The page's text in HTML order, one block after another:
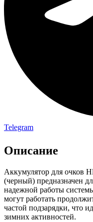
Telegram
Описание
Аккумулятор для очков
(черный) предназначен
надежной работы
могут работать
частой подзарядки, что
зимних активностей.